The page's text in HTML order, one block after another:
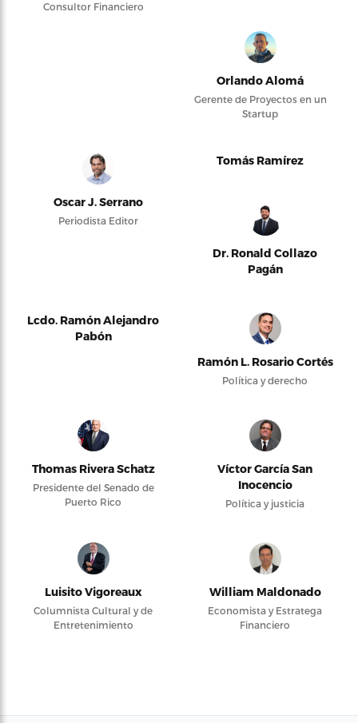
Consultor Financiero
Orlando Alomá
Gerente de Proyectos en un
Startup
Oscar J. Serrano
Periodista Editor
Tomás Ramírez
Dr. Ronald Collazo
Pagán
Lcdo. Ramón Alejandro
Pabón
Ramón L. Rosario Cortés
Política y derecho
Thomas Rivera Schatz
Presidente del Senado de
Puerto Rico
Víctor García San
Inocencio
Política y justicia
Luisito Vigoreaux
Columnista Cultural y de
Entretenimiento
William Maldonado
Economista y Estratega
Financiero